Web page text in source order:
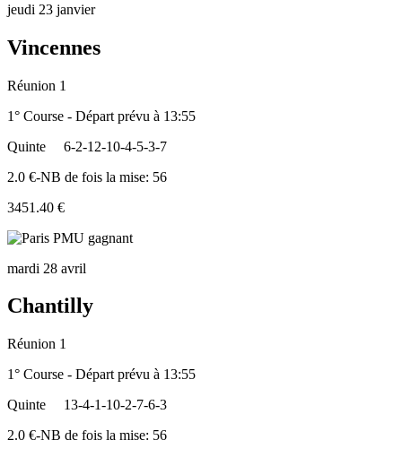
jeudi 23 janvier
Vincennes
Réunion 1
1° Course - Départ prévu à 13:55
Quinte
6-2-12-10-4-5-3-7
2.0 €-NB de fois la mise: 56
3451.40 €
mardi 28 avril
Chantilly
Réunion 1
1° Course - Départ prévu à 13:55
Quinte
13-4-1-10-2-7-6-3
2.0 €-NB de fois la mise: 56